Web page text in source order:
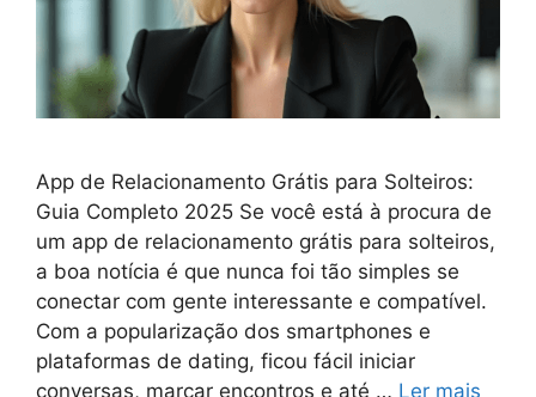
App de Relacionamento Grátis para Solteiros:
Guia Completo 2025 Se você está à procura de
um app de relacionamento grátis para solteiros,
a boa notícia é que nunca foi tão simples se
conectar com gente interessante e compatível.
Com a popularização dos smartphones e
plataformas de dating, ficou fácil iniciar
conversas, marcar encontros e até … Ler mais